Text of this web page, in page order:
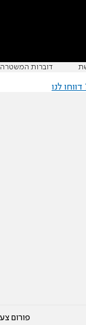
דוברות המשטרה
לנו
פורום